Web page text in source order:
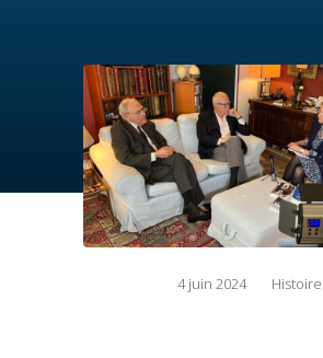
4 juin 2024 Histoire